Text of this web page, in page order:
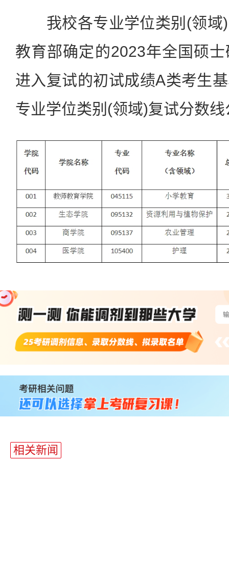
我校各专业学位类别(领域)
教育部确定的2023年全国硕
进入复试的初试成绩A类考生
专业学位类别(领域)复试分数
相关新闻